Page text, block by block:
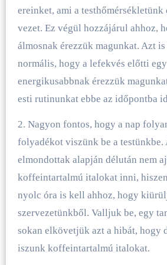
ereinket, ami a testhőmérsékletünk
vezet. Ez végül hozzájárul ahhoz,
álmosnak érezzük magunkat. Azt
normális, hogy a lefekvés előtti
energikusabbnak érezzük
esti rutinunkat ebbe az időpontba
2. Nagyon fontos, hogy a nap
folyadékot viszünk be a testünkbe.
elmondottak alapján délután nem
koffeintartalmú italokat inni,
nyolc óra is kell ahhoz, hogy
szervezetünkből. Valljuk be, egy
sokan elkövetjük azt a hibát, hogy
iszunk koffeintartalmú italokat.